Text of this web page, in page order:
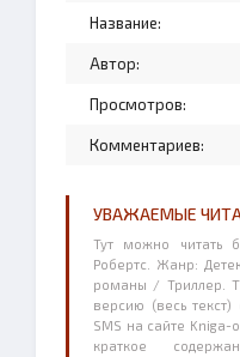
Название:
Автор:
Просмотров:
Комментариев:
УВАЖАЕМЫЕ
Тут можно читать
Робертс. Жанр:
романы / Триллер.
версию (весь
SMS на сайте Kniga-
краткое